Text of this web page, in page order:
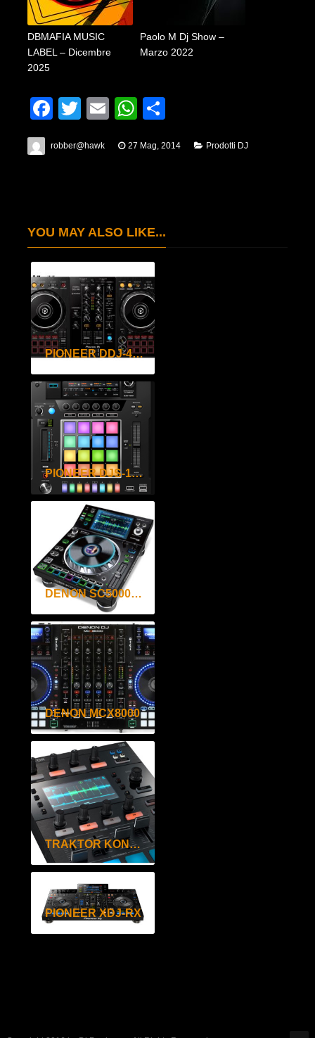
DBMAFIA MUSIC
LABEL – Dicembre
2025
Paolo M Dj Show –
Marzo 2022
Facebook
Twitter
EmailWhatsApp
robber@hawk 27 Mag, 2014 Prodotti DJ
YOU MAY ALSO LIKE...
PIONEER DDJ-400
PIONEER DJS-1000
DENON SC5000 PRIME
DENON MCX8000
TRAKTOR KONTROL D2
PIONEER XDJ-RX